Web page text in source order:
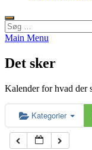
Søg
efter:
Main Menu
Det sker
Kalender for hvad der
Kategorier